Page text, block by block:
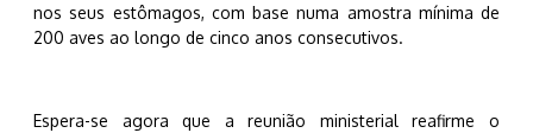
nos seus estômagos, com base numa amostra mínima de
200 aves ao longo de cinco anos consecutivos.
Espera-se agora que a reunião ministerial reafirme o